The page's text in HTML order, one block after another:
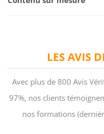
LES AVIS
Avec plus de 800 Avis
97%, nos clients
nos formations